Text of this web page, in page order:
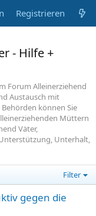
Registrieren
- Hilfe +
Forum Alleinerziehend
Austausch mit
können Sie
Müttern
Väter,
Unterhalt,
Filter
gegen die